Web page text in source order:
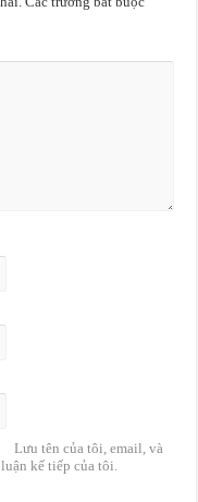
Lưu tên của tôi, email, và
kế tiếp của tôi.